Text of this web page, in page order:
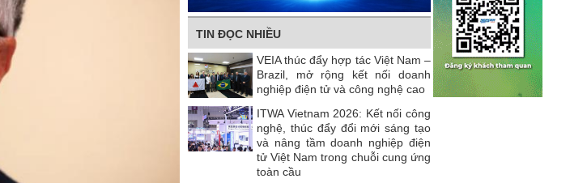
TIN ĐỌC NHIỀU
VEIA thúc đẩy hợp tác Việt Nam –
Brazil, mở rộng kết nối doanh
nghiệp điện tử và công nghệ cao
ITWA Vietnam 2026: Kết nối công
nghệ, thúc đẩy đổi mới sáng tạo
và nâng tầm doanh nghiệp điện
tử Việt Nam trong chuỗi cung ứng
toàn cầu